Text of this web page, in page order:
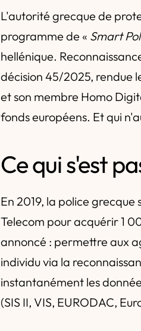
L'autorité grecque de
programme de « Smart
hellénique.
décision 45/2025, rendue
et son membre Homo
fonds européens. Et qui
Ce qui s'est
En 2019, la police
Telecom pour acquérir 1
annoncé : permettre aux
individu via la
instantanément les
(SIS II, VIS, EURODAC,